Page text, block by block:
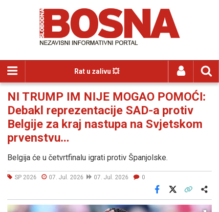
Rat u zalivu 💥
NI TRUMP IM NIJE MOGAO POMOĆI:
Debakl reprezentacije SAD-a protiv
Belgije za kraj nastupa na Svjetskom
prvenstvu...
Belgija će u četvrtfinalu igrati protiv Španjolske.
SP 2026 07. Jul. 2026 07. Jul. 2026 0
Facebook